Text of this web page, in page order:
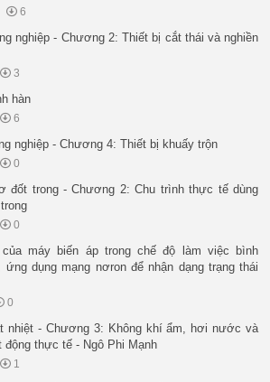
6
nghiệp - Chương 2: Thiết bị cắt thái và nghiền
3
hàn
6
nghiệp - Chương 4: Thiết bị khuấy trộn
0
đốt trong - Chương 2: Chu trình thực tế dùng
0
máy biến áp trong chế độ làm việc bình
dụng mạng nơron để nhận dạng trạng thái
0
nhiệt - Chương 3: Không khí ẩm, hơi nước và
động thực tế - Ngô Phi Mạnh
1